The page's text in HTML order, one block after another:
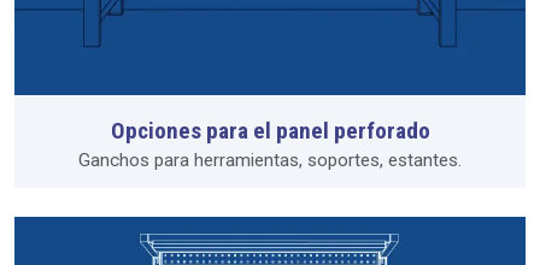
Opciones para el panel perforado
Ganchos para herramientas, soportes, estantes.